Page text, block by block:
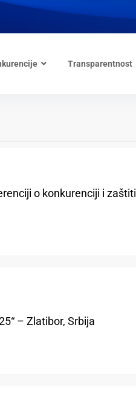
Transparentnost
o konkurenciji i zaštiti
– Zlatibor, Srbija